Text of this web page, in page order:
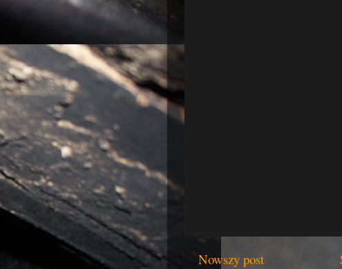
Nowszy post